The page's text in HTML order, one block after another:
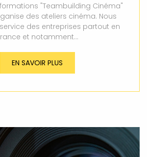
"Teambuilding Cinéma"
des ateliers cinéma. Nous
des entreprises partout en
et notamment…
EN SAVOIR PLUS